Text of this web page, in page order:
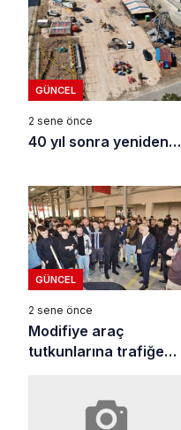
GÜNCEL
2 sene önce
40 yıl sonra yeniden…
GÜNCEL
2 sene önce
Modifiye araç
tutkunlarına trafiğe